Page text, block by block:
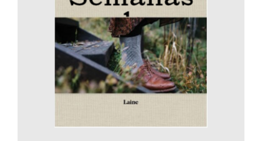
AÑADIR AL CARRITO
/
DETALLES